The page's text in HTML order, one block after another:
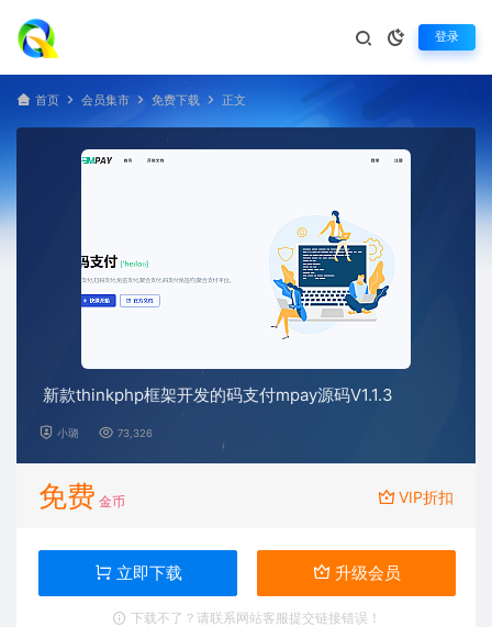
登录
首页 会员集市 免费下载 正文
新款thinkphp框架开发的码支付mpay源码V1.1.3
小璐 73,326
免费 金币 VIP折扣
立即下载 升级会员
下载不了？请联系网站客服提交链接错误！